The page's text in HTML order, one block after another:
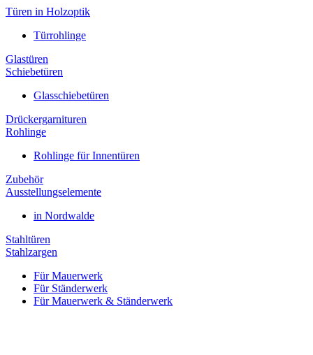
Türen in Holzoptik
Türrohlinge
Glastüren
Schiebetüren
Glasschiebetüren
Drückergarnituren
Rohlinge
Rohlinge für Innentüren
Zubehör
Ausstellungselemente
in Nordwalde
Stahltüren
Stahlzargen
Für Mauerwerk
Für Ständerwerk
Für Mauerwerk & Ständerwerk